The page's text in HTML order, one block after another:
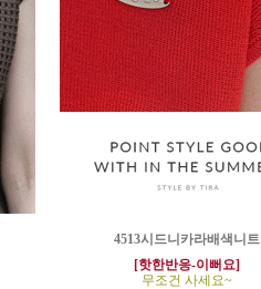
4513시드니카라배색니트
[핫한반응-이뻐요]
무조건 사세요~